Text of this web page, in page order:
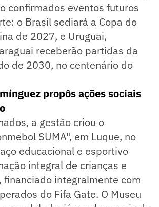
confirmados eventos futuros
o Brasil sediará a Copa do
de 2027, e Uruguai,
receberão partidas da
de 2030, no centenário do
propôs ações sociais
a gestão criou o
SUMA", em Luque, no
educacional e esportivo
integral de crianças e
financiado integralmente com
do Fifa Gate. O Museu